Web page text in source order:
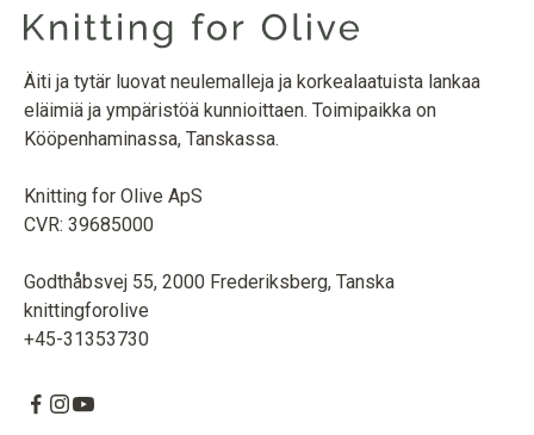
Äiti ja tytär luovat neulemalleja ja korkealaatuista lankaa
eläimiä ja ympäristöä kunnioittaen. Toimipaikka on
Kööpenhaminassa, Tanskassa.
Knitting for Olive ApS
CVR: 39685000
Godthåbsvej 55, 2000 Frederiksberg, Tanska
knittingforolive
+45-31353730